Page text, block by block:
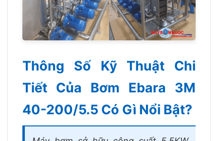
Thông Số Kỹ Thuật Chi
Tiết Của Bơm Ebara 3M
40-200/5.5 Có Gì Nổi Bật?